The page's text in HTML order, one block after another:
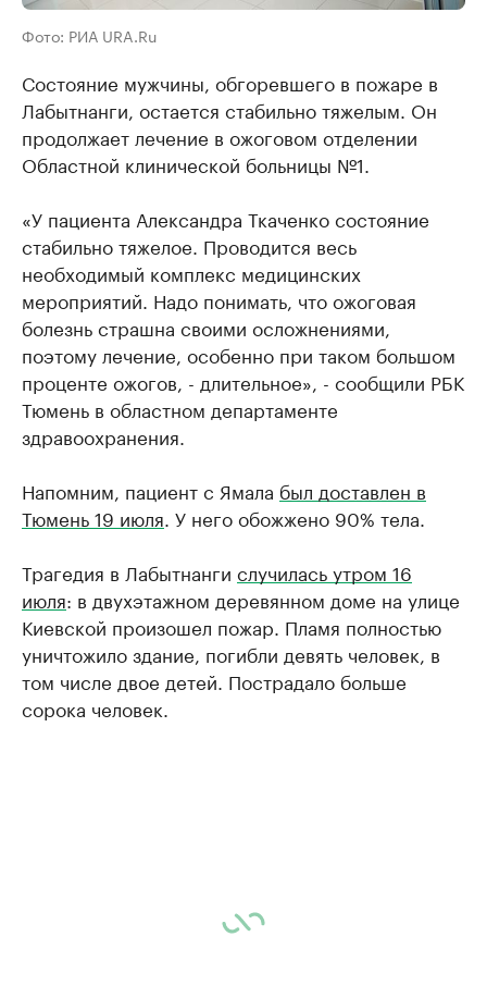
Фото: РИА URA.Ru
Состояние мужчины, обгоревшего в пожаре в
Лабытнанги, остается стабильно тяжелым. Он
продолжает лечение в ожоговом отделении
Областной клинической больницы №1.
«У пациента Александра Ткаченко состояние
стабильно тяжелое. Проводится весь
необходимый комплекс медицинских
мероприятий. Надо понимать, что ожоговая
болезнь страшна своими осложнениями,
поэтому лечение, особенно при таком большом
проценте ожогов, - длительное», - сообщили РБК
Тюмень в областном департаменте
здравоохранения.
Напомним, пациент с Ямала был доставлен в
Тюмень 19 июля. У него обожжено 90% тела.
Трагедия в Лабытнанги случилась утром 16
июля: в двухэтажном деревянном доме на улице
Киевской произошел пожар. Пламя полностью
уничтожило здание, погибли девять человек, в
том числе двое детей. Пострадало больше
сорока человек.